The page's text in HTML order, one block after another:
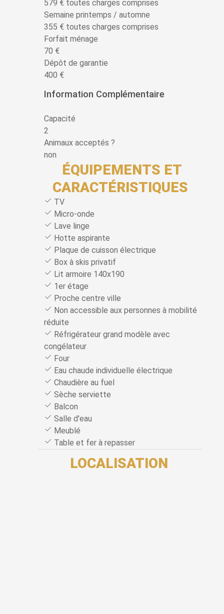
579 € toutes charges comprises
Semaine printemps / automne
355 € toutes charges comprises
Forfait ménage
70 €
Dépôt de garantie
400 €
Information Complémentaire
Capacité
2
Animaux acceptés ?
non
ÉQUIPEMENTS ET
CARACTÉRISTIQUES
TV
Micro-onde
Lave linge
Hotte aspirante
Plaque de cuisson électrique
Box à skis privatif
Lit armoire 140x190
1er étage
Proche centre ville
Non accessible aux personnes à mobilité
réduite
Réfrigérateur grand modèle avec
congélateur
Four
Eau chaude individuelle électrique
Chaudière au fuel
Sèche serviette
Balcon
Salle d'eau
Meublé
Table et fer à repasser
LOCALISATION